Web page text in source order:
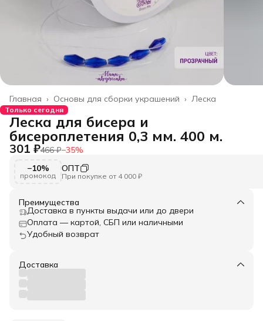
Леска
Основы для сборки украшений ›
Главная ›
Только сегодня
Леска для бисера и
бисероплетения 0,3 мм. 400 м.
301 ₽466 ₽−35%
−10%
промокод
ОПТ
При покупке от 4 000 ₽
Преимущества
Доставка в пункты выдачи или до двери
Оплата — картой, СБП или наличными
Удобный возврат
Доставка